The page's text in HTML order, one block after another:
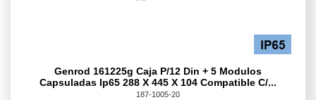
Genrod 161225g Caja P/12 Din + 5 Modulos
Capsuladas Ip65 288 X 445 X 104 Compatible C/...
187-1005-20